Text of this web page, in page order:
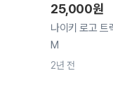
25,000원
나이키 로고 트
M
2년 전